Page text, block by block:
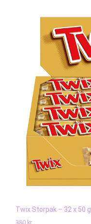
Twix Storpak – 32 x 50 g